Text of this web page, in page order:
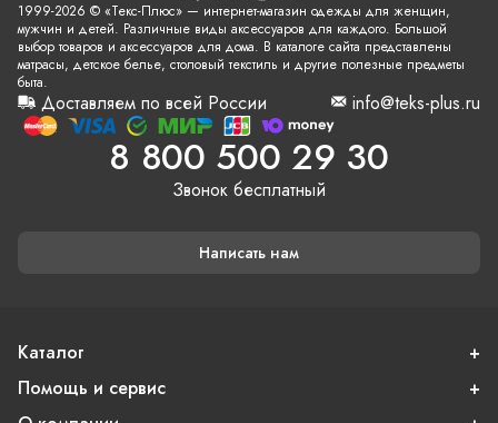
1999-2026 © «Текс-Плюс» — интернет-магазин одежды для женщин,
мужчин и детей. Различные виды аксессуаров для каждого. Большой
выбор товаров и аксессуаров для дома. В каталоге сайта представлены
матрасы, детское белье, столовый текстиль и другие полезные предметы
быта.
Доставляем по всей России info@teks-plus.ru
8 800 500 29 30
Звонок бесплатный
Написать нам
Каталог
Помощь и сервис